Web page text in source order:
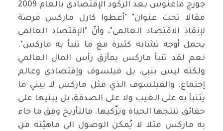
جورج ماغنوس بعد الركود الإقتصادي بالعام 2009
مقالا تحت عنوان" "أعطوا كارل ماركس فرصة
لإنقاذ الاقتصاد العالمي"، وأنّ "الإقتصاد العالمي
يحمل أوجه تشابه كثيرة مع ما تنبأ به ماركس".
نعم لقد تنبأ ماركس بمأزق رأس المال العالمي
ولكنه ليس بنبي، بل فيلسوف وإقتصادي وعالم
إجتماع. والفيلسوف الذي مثل ماركس لا يبني ما
يتنبأ به على الغيب ولا على الصدفة، بل يبنيها على
حقائق تنتجها الحياة وتزّكيها. فالتأريخ وفق ما جاء
به ماركس مثلا لا يُمكن الوصول الى ماهيّته من